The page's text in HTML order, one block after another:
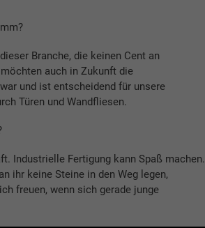
Branche, die keinen Cent an
auch in Zukunft die
und ist entscheidend für unsere
Türen und Wandfliesen.
Industrielle Fertigung kann Spaß machen.
ihr keine Steine in den Weg legen,
freuen, wenn sich gerade junge